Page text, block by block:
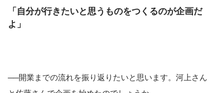
「自分が行きたいと思うものをつくるのが企画だ
よ」
──開業までの流れを振り返りたいと思います。河上さん